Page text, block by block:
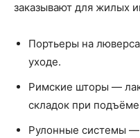
заказывают для жилых
Портьеры на
уходе.
Римские шторы —
складок при
Рулонные системы —